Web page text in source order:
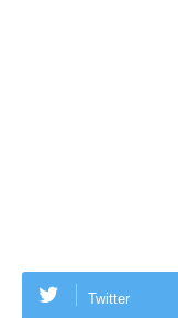
Twitter